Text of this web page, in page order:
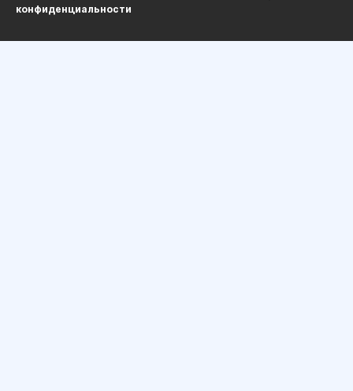
конфиденциальности